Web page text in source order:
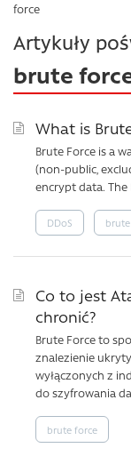
force
Artykuły
brute
What is
Brute Force is a
(non-public,
encrypt data. The
DDoS
Co to jest
chronić?
Brute Force to
znalezienie
wyłączonych z
do szyfrowania
brute force